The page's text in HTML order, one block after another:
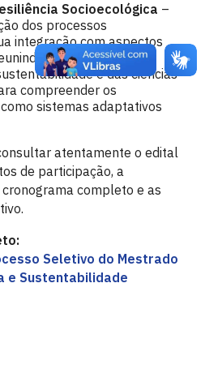
Socioecológica –
dos processos
integração com aspectos
conhecimentos da
e das ciências
compreender os
sistemas adaptativos
atentamente o edital
de participação, a
completo e as
Seletivo do Mestrado
e Sustentabilidade